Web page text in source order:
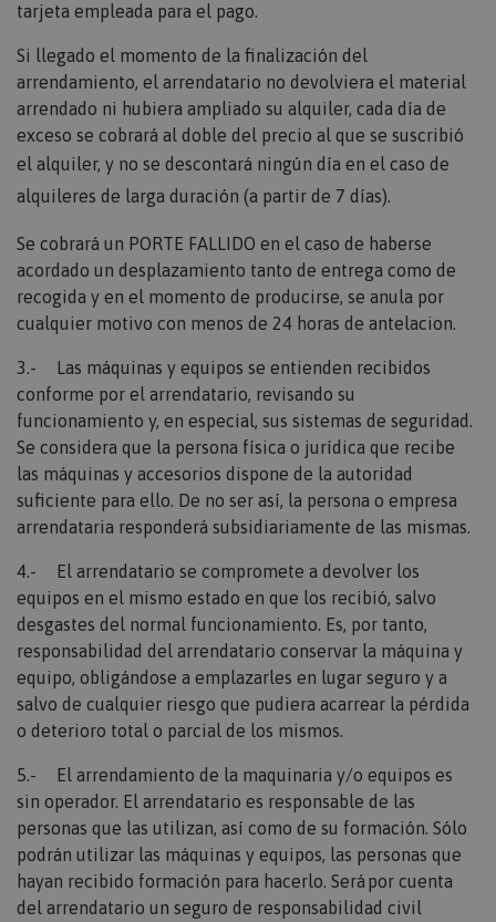
tarjeta empleada para el pago.
Si llegado el momento de la finalización del
arrendamiento, el arrendatario no devolviera el material
arrendado ni hubiera ampliado su alquiler, cada día de
exceso se cobrará al doble del precio al que se suscribió
el alquiler, y no se descontará ningún día en el caso de
alquileres de larga duración (a partir de 7 días).
Se cobrará un PORTE FALLIDO en el caso de haberse
acordado un desplazamiento tanto de entrega como de
recogida y en el momento de producirse, se anula por
cualquier motivo con menos de 24 horas de antelacion.
3.- Las máquinas y equipos se entienden recibidos
conforme por el arrendatario, revisando su
funcionamiento y, en especial, sus sistemas de seguridad.
Se considera que la persona física o jurídica que recibe
las máquinas y accesorios dispone de la autoridad
suficiente para ello. De no ser así, la persona o empresa
arrendataria responderá subsidiariamente de las mismas.
4.- El arrendatario se compromete a devolver los
equipos en el mismo estado en que los recibió, salvo
desgastes del normal funcionamiento. Es, por tanto,
responsabilidad del arrendatario conservar la máquina y
equipo, obligándose a emplazarles en lugar seguro y a
salvo de cualquier riesgo que pudiera acarrear la pérdida
o deterioro total o parcial de los mismos.
5.- El arrendamiento de la maquinaria y/o equipos es
sin operador. El arrendatario es responsable de las
personas que las utilizan, así como de su formación. Sólo
podrán utilizar las máquinas y equipos, las personas que
hayan recibido formación para hacerlo. Será por cuenta
del arrendatario un seguro de responsabilidad civil